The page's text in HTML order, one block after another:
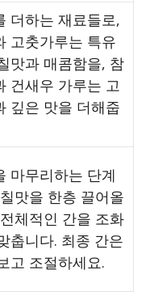
더하는 재료들로,
고춧가루는 특유
맛과 매콤함을, 참
건새우 가루는 고
깊은 맛을 더해줍
마무리하는 단계
맛을 한층 끌어올
체적인 간을 조화
춥니다. 최종 간은
고 조절하세요.